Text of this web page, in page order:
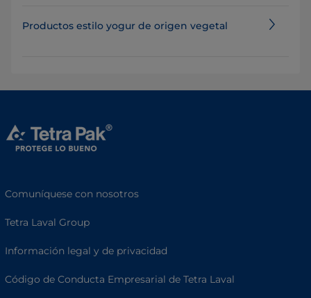
Productos estilo yogur de origen vegetal
Comuníquese con nosotros
Tetra Laval Group
Información legal y de privacidad
Código de Conducta Empresarial de Tetra Laval